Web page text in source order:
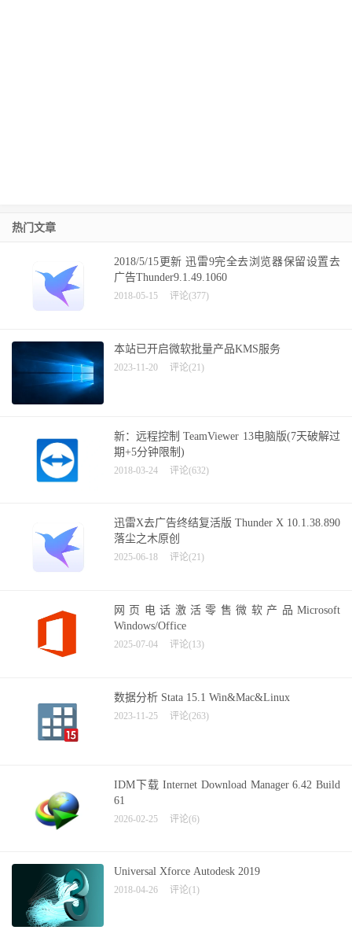
热门文章
2018/5/15更新 迅雷9完全去浏览器保留设置去
广告Thunder9.1.49.1060
2018-05-15 评论(377)
本站已开启微软批量产品KMS服务
2023-11-20 评论(21)
新：远程控制 TeamViewer 13电脑版(7天破解过
期+5分钟限制)
2018-03-24 评论(632)
迅雷X去广告终结复活版 Thunder X 10.1.38.890
落尘之木原创
2025-06-18 评论(21)
网页电话激活零售微软产品Microsoft
Windows/Office
2025-07-04 评论(13)
数据分析 Stata 15.1 Win&Mac&Linux
2023-11-25 评论(263)
IDM下载 Internet Download Manager 6.42 Build
61
2026-02-25 评论(6)
Universal Xforce Autodesk 2019
2018-04-26 评论(1)